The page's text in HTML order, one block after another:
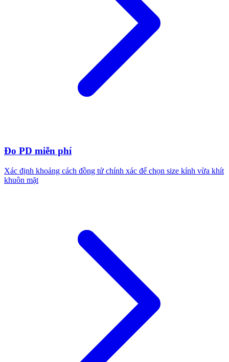
Đo PD miễn phí
Xác định khoảng cách đồng tử chính xác để chọn size kính vừa khít
khuôn mặt